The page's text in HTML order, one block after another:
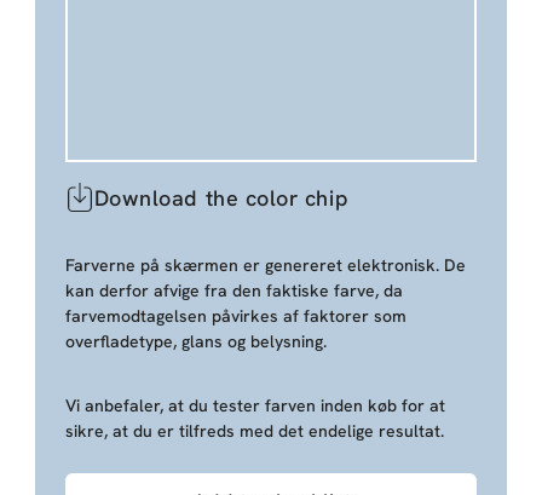
Download the color chip
Farverne på skærmen er genereret elektronisk. De
kan derfor afvige fra den faktiske farve, da
farvemodtagelsen påvirkes af faktorer som
overfladetype, glans og belysning.
Vi anbefaler, at du tester farven inden køb for at
sikre, at du er tilfreds med det endelige resultat.